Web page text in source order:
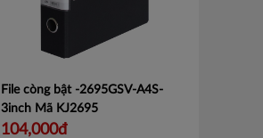
File còng bật -2695GSV-A4S-
3inch Mã KJ2695
104,000đ